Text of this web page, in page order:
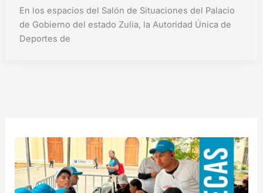
En los espacios del Salón de Situaciones del Palacio
de Gobierno del estado Zulia, la Autoridad Única de
Deportes de